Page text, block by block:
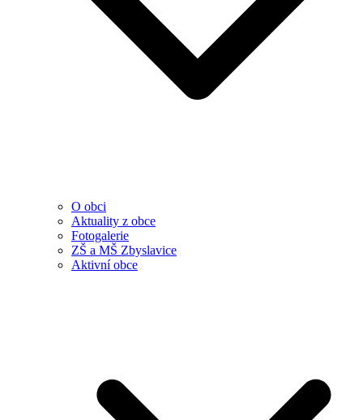
O obci
Aktuality z obce
Fotogalerie
ZŠ a MŠ Zbyslavice
Aktivní obce